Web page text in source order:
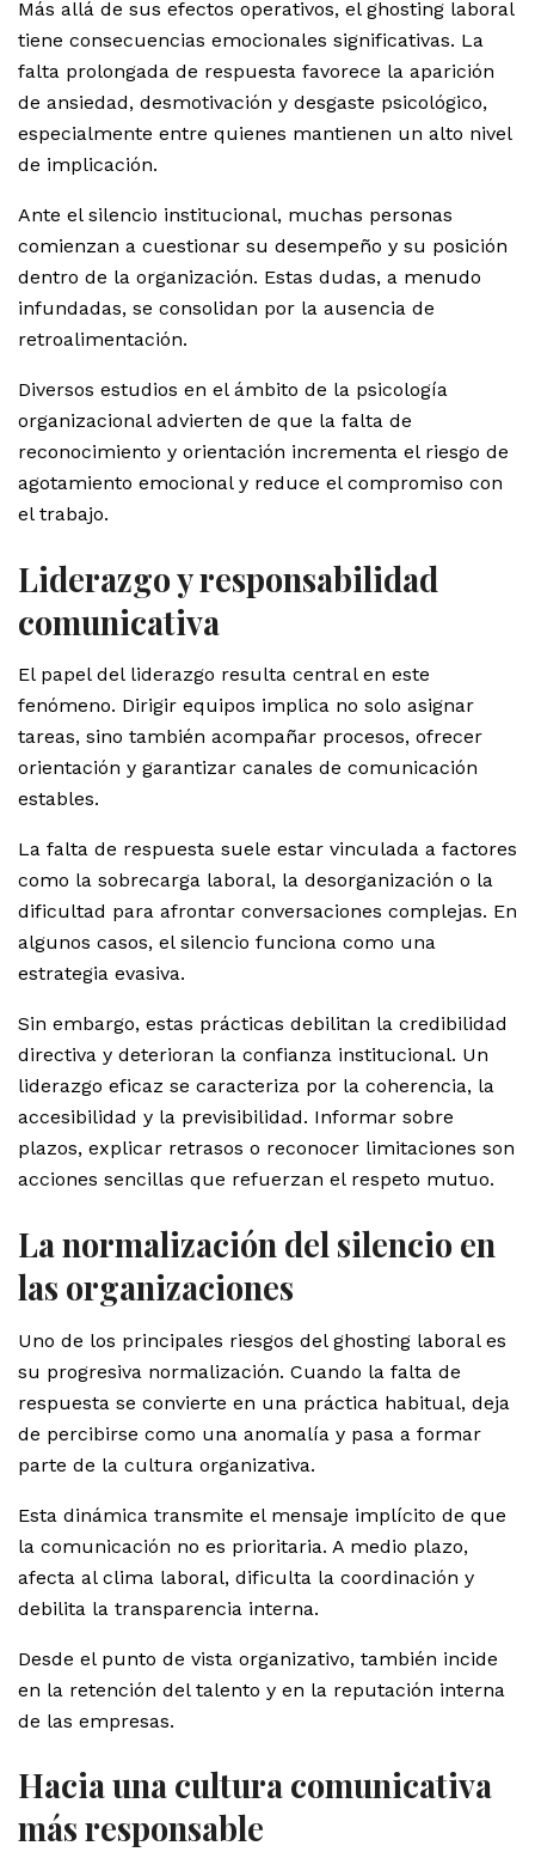
Más allá de sus efectos operativos, el ghosting laboral
tiene consecuencias emocionales significativas. La
falta prolongada de respuesta favorece la aparición
de ansiedad, desmotivación y desgaste psicológico,
especialmente entre quienes mantienen un alto nivel
de implicación.
Ante el silencio institucional, muchas personas
comienzan a cuestionar su desempeño y su posición
dentro de la organización. Estas dudas, a menudo
infundadas, se consolidan por la ausencia de
retroalimentación.
Diversos estudios en el ámbito de la psicología
organizacional advierten de que la falta de
reconocimiento y orientación incrementa el riesgo de
agotamiento emocional y reduce el compromiso con
el trabajo.
Liderazgo y responsabilidad
comunicativa
El papel del liderazgo resulta central en este
fenómeno. Dirigir equipos implica no solo asignar
tareas, sino también acompañar procesos, ofrecer
orientación y garantizar canales de comunicación
estables.
La falta de respuesta suele estar vinculada a factores
como la sobrecarga laboral, la desorganización o la
dificultad para afrontar conversaciones complejas. En
algunos casos, el silencio funciona como una
estrategia evasiva.
Sin embargo, estas prácticas debilitan la credibilidad
directiva y deterioran la confianza institucional. Un
liderazgo eficaz se caracteriza por la coherencia, la
accesibilidad y la previsibilidad. Informar sobre
plazos, explicar retrasos o reconocer limitaciones son
acciones sencillas que refuerzan el respeto mutuo.
La normalización del silencio en
las organizaciones
Uno de los principales riesgos del ghosting laboral es
su progresiva normalización. Cuando la falta de
respuesta se convierte en una práctica habitual, deja
de percibirse como una anomalía y pasa a formar
parte de la cultura organizativa.
Esta dinámica transmite el mensaje implícito de que
la comunicación no es prioritaria. A medio plazo,
afecta al clima laboral, dificulta la coordinación y
debilita la transparencia interna.
Desde el punto de vista organizativo, también incide
en la retención del talento y en la reputación interna
de las empresas.
Hacia una cultura comunicativa
más responsable